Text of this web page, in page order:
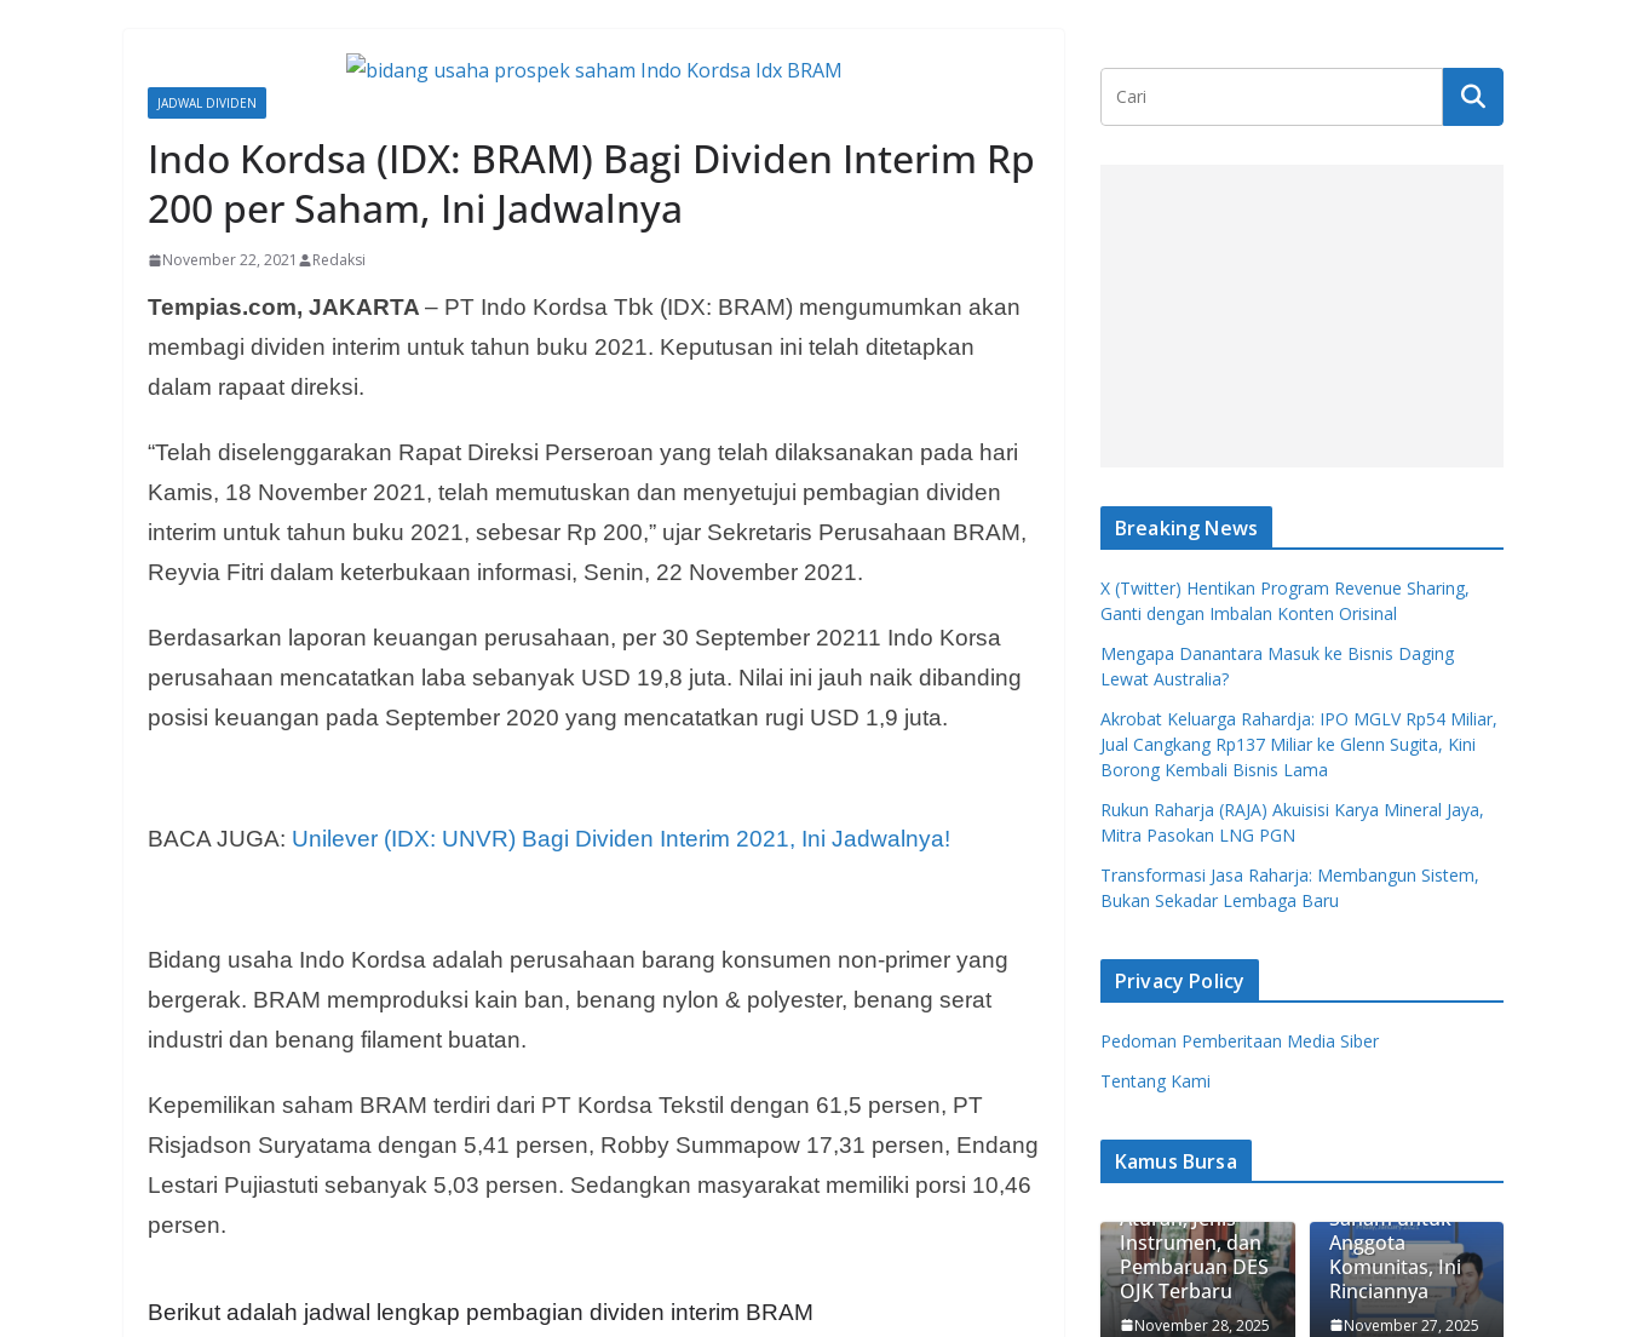
JADWAL DIVIDEN
Indo Kordsa (IDX: BRAM) Bagi Dividen Interim Rp
200 per Saham, Ini Jadwalnya
November 22, 2021 Redaksi
Tempias.com, JAKARTA – PT Indo Kordsa Tbk (IDX: BRAM) mengumumkan akan
membagi dividen interim untuk tahun buku 2021. Keputusan ini telah ditetapkan
dalam rapaat direksi.
“Telah diselenggarakan Rapat Direksi Perseroan yang telah dilaksanakan pada hari
Kamis, 18 November 2021, telah memutuskan dan menyetujui pembagian dividen
interim untuk tahun buku 2021, sebesar Rp 200,” ujar Sekretaris Perusahaan BRAM,
Reyvia Fitri dalam keterbukaan informasi, Senin, 22 November 2021.
Berdasarkan laporan keuangan perusahaan, per 30 September 20211 Indo Korsa
perusahaan mencatatkan laba sebanyak USD 19,8 juta. Nilai ini jauh naik dibanding
posisi keuangan pada September 2020 yang mencatatkan rugi USD 1,9 juta.
BACA JUGA: Unilever (IDX: UNVR) Bagi Dividen Interim 2021, Ini Jadwalnya!
Bidang usaha Indo Kordsa adalah perusahaan barang konsumen non-primer yang
bergerak. BRAM memproduksi kain ban, benang nylon & polyester, benang serat
industri dan benang filament buatan.
Kepemilikan saham BRAM terdiri dari PT Kordsa Tekstil dengan 61,5 persen, PT
Risjadson Suryatama dengan 5,41 persen, Robby Summapow 17,31 persen, Endang
Lestari Pujiastuti sebanyak 5,03 persen. Sedangkan masyarakat memiliki porsi 10,46
persen.
Berikut adalah jadwal lengkap pembagian dividen interim BRAM
Breaking News
X (Twitter) Hentikan Program Revenue Sharing,
Ganti dengan Imbalan Konten Orisinal
Mengapa Danantara Masuk ke Bisnis Daging
Lewat Australia?
Akrobat Keluarga Rahardja: IPO MGLV Rp54 Miliar,
Jual Cangkang Rp137 Miliar ke Glenn Sugita, Kini
Borong Kembali Bisnis Lama
Rukun Raharja (RAJA) Akuisisi Karya Mineral Jaya,
Mitra Pasokan LNG PGN
Transformasi Jasa Raharja: Membangun Sistem,
Bukan Sekadar Lembaga Baru
Privacy Policy
Pedoman Pemberitaan Media Siber
Tentang Kami
Kamus Bursa
Apa Itu Saham
Aturan, Jenis
Instrumen, dan
Pembaruan DES
OJK Terbaru
November 28, 2025
Saham untuk
Anggota
Komunitas, Ini
Rinciannya
November 27, 2025
3 Strategi
Apa Itu Fitur